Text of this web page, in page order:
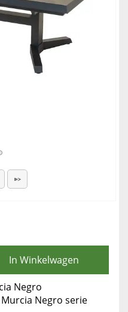
In Winkelwagen
Negro
Negro serie